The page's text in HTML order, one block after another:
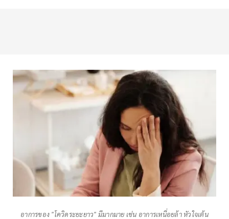
อาการของ "โควิดระยะยาว" มีมากมาย เช่น อาการเหนื่อยล้า หัวใจเต้น